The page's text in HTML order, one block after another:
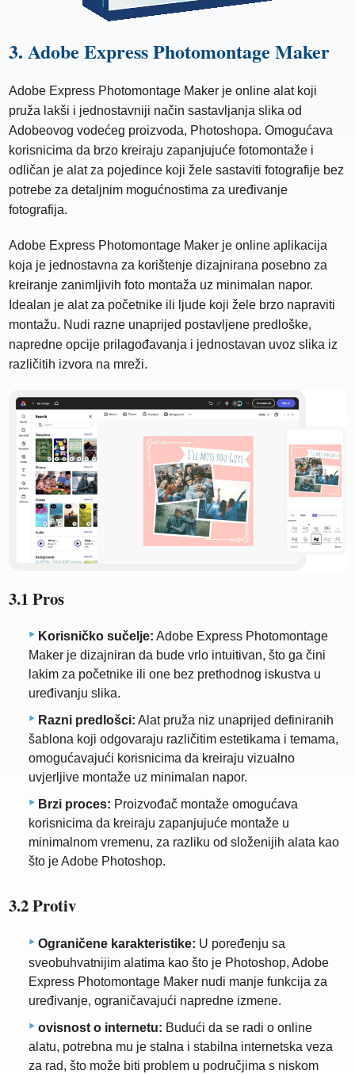
3. Adobe Express Photomontage Maker
Adobe Express Photomontage Maker je online alat koji
pruža lakši i jednostavniji način sastavljanja slika od
Adobeovog vodećeg proizvoda, Photoshopa. Omogućava
korisnicima da brzo kreiraju zapanjujuće fotomontaže i
odličan je alat za pojedince koji žele sastaviti fotografije bez
potrebe za detaljnim mogućnostima za uređivanje
fotografija.
Adobe Express Photomontage Maker je online aplikacija
koja je jednostavna za korištenje dizajnirana posebno za
kreiranje zanimljivih foto montaža uz minimalan napor.
Idealan je alat za početnike ili ljude koji žele brzo napraviti
montažu. Nudi razne unaprijed postavljene predloške,
napredne opcije prilagođavanja i jednostavan uvoz slika iz
različitih izvora na mreži.
3.1 Pros
Korisničko sučelje: Adobe Express Photomontage
Maker je dizajniran da bude vrlo intuitivan, što ga čini
lakim za početnike ili one bez prethodnog iskustva u
uređivanju slika.
Razni predlošci: Alat pruža niz unaprijed definiranih
šablona koji odgovaraju različitim estetikama i temama,
omogućavajući korisnicima da kreiraju vizualno
uvjerljive montaže uz minimalan napor.
Brzi proces: Proizvođač montaže omogućava
korisnicima da kreiraju zapanjujuće montaže u
minimalnom vremenu, za razliku od složenijih alata kao
što je Adobe Photoshop.
3.2 Protiv
Ograničene karakteristike: U poređenju sa
sveobuhvatnijim alatima kao što je Photoshop, Adobe
Express Photomontage Maker nudi manje funkcija za
uređivanje, ograničavajući napredne izmene.
ovisnost o internetu: Budući da se radi o online
alatu, potrebna mu je stalna i stabilna internetska veza
za rad, što može biti problem u područjima s niskom